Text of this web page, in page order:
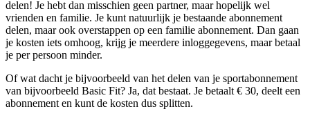
delen! Je hebt dan misschien geen partner, maar hopelijk wel
vrienden en familie. Je kunt natuurlijk je bestaande abonnement
delen, maar ook overstappen op een familie abonnement. Dan gaan
je kosten iets omhoog, krijg je meerdere inloggegevens, maar betaal
je per persoon minder.
Of wat dacht je bijvoorbeeld van het delen van je sportabonnement
van bijvoorbeeld Basic Fit? Ja, dat bestaat. Je betaalt € 30, deelt een
abonnement en kunt de kosten dus splitten.